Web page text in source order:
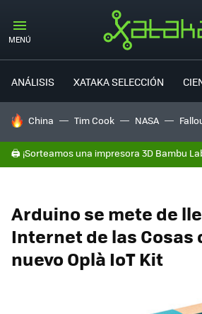
MENÚ
ANÁLISIS XATAKA SELECCIÓN
HOY SE HABLA DE
China Tim Cook NASA
🖨️ ¡Sorteamos una impresora 3D Bambu
Arduino se mete de
Internet de las Cosas
nuevo Oplà IoT Kit